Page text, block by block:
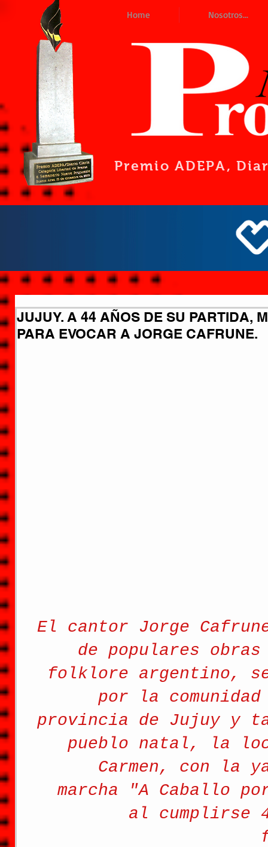
Home Nosotros...
Premio ADEPA,
JUJUY. A 44 AÑOS DE SU PARTIDA,
PARA EVOCAR A JORGE CAFRUNE.
El cantor Jorge
de populares
folklore argentino,
por la
provincia de Jujuy y
pueblo natal, la
Carmen, con la
marcha "A Caballo
al cumplirse